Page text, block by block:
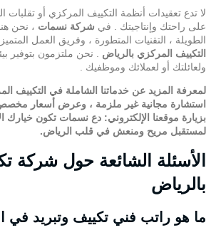
لا تدع تعقيدات أنظمة التكييف المركزي أو تقلبات
على راحتك وإنتاجيتك . في شركة نسمات ، نحن
الطويلة ، التقنيات المتطورة ، وفريق العمل
التكييف المركزي بالرياض
. نحن ملتزمون بتوفير
ولعائلتك أو لعملائك وموظفيك .
لمعرفة المزيد عن خدماتنا الشاملة في التكييف
استشارة مجانية غير ملزمة ، وعرض أسعار
بزيارة موقعنا الإلكتروني: دع نسمات تكون خيارك
لمستقبل مريح ومنعش في قلب الرياض.
الأسئلة الشائعة حول شركة
بالرياض
ما هو راتب فني تكييف وتبريد في